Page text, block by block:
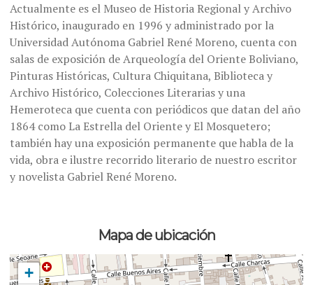
Actualmente es el Museo de Historia Regional y Archivo
Histórico, inaugurado en 1996 y administrado por la
Universidad Autónoma Gabriel René Moreno, cuenta con
salas de exposición de Arqueología del Oriente Boliviano,
Pinturas Históricas, Cultura Chiquitana, Biblioteca y
Archivo Histórico, Colecciones Literarias y una
Hemeroteca que cuenta con periódicos que datan del año
1864 como La Estrella del Oriente y El Mosquetero;
también hay una exposición permanente que habla de la
vida, obra e ilustre recorrido literario de nuestro escritor
y novelista Gabriel René Moreno.
Mapa de ubicación
+